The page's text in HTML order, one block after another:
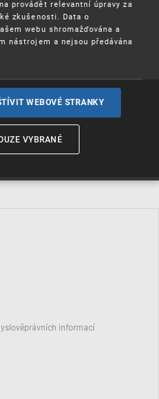
a zeměpisná
informací
provádět relevantní úpravy za
zkušenosti. Data o
webu shromažďována a
nástrojem a nejsou předávána
WEBOVÉ STRANKY
VYBRANÉ